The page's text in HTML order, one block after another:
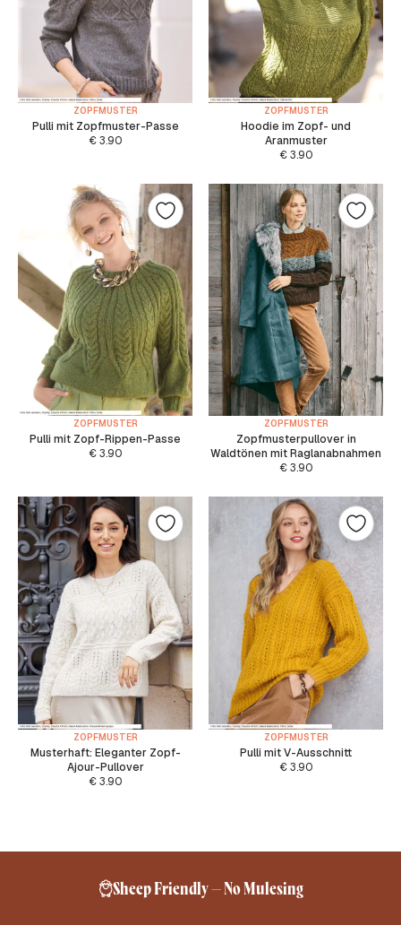
ZOPFMUSTER
Pulli mit Zopfmuster-Passe
€3.90
ZOPFMUSTER
Hoodie im Zopf- und
Aranmuster
€3.90
ZOPFMUSTER
Pulli mit Zopf-Rippen-Passe
€3.90
ZOPFMUSTER
Zopfmusterpullover in
Waldtönen mit Raglanabnahmen
€3.90
ZOPFMUSTER
Musterhaft: Eleganter Zopf-
Ajour-Pullover
€3.90
ZOPFMUSTER
Pulli mit V-Ausschnitt
€3.90
Sheep Friendly – No Mulesing